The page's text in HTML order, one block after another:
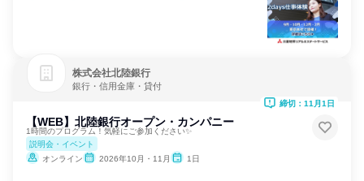
株式会社北陸銀行
銀行・信用金庫・貸付
【WEB】北陸銀行オープン・カンパニー
1時間のプログラム！気軽にご参加ください✨
説明会・イベント
オンライン
2026年10月・11月 1日
締切：11月1日